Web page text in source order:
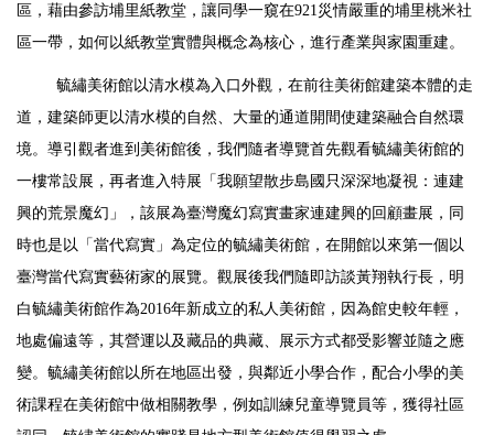
區，藉由參訪埔里紙教堂，讓同學一窺在921災情嚴重的埔里桃米社
區一帶，如何以紙教堂實體與概念為核心，進行產業與家園重建。
毓繡美術館以清水模為入口外觀，在前往美術館建築本體的走
道，建築師更以清水模的自然、大量的通道開間使建築融合自然環
境。導引觀者進到美術館後，我們隨者導覽首先觀看毓繡美術館的
一樓常設展，再者進入特展「我願望散步島國只深深地凝視：連建
興的荒景魔幻」，該展為臺灣魔幻寫實畫家連建興的回顧畫展，同
時也是以「當代寫實」為定位的毓繡美術館，在開館以來第一個以
臺灣當代寫實藝術家的展覽。觀展後我們隨即訪談黃翔執行長，明
白毓繡美術館作為2016年新成立的私人美術館，因為館史較年輕，
地處偏遠等，其營運以及藏品的典藏、展示方式都受影響並隨之應
變。毓繡美術館以所在地區出發，與鄰近小學合作，配合小學的美
術課程在美術館中做相關教學，例如訓練兒童導覽員等，獲得社區